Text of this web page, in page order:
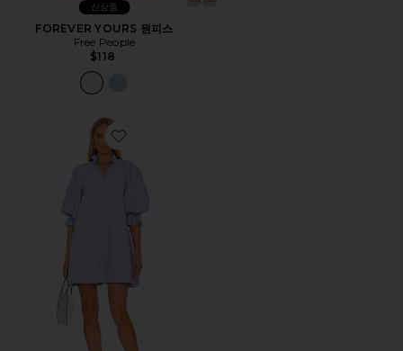
신상품
FOREVER YOURS 원피스
Free People
$118
Favorite FOCUS PLEAT SMOCK 미니 원피스